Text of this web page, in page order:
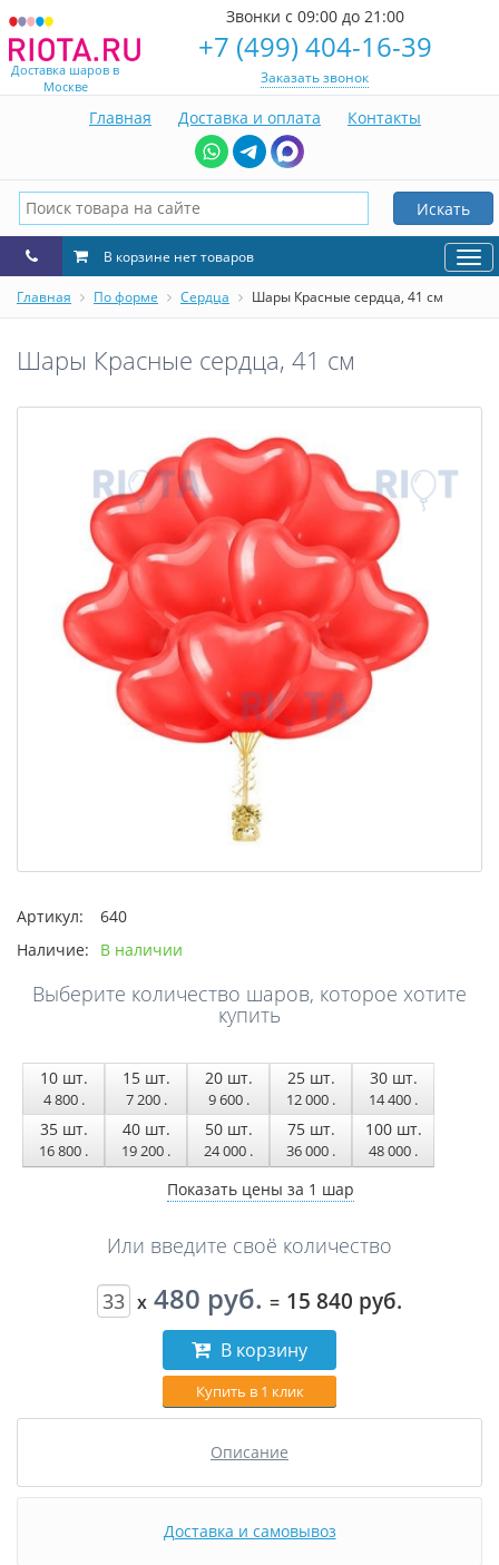
Доставка шаров в
Москве
Звонки с 09:00 до 21:00
+7 (499) 404-16-39
Заказать звонок
Главная Доставка и оплата Контакты
Искать
В корзине нет товаров
Главная По форме Сердца Шары Красные сердца, 41 см
Шары Красные сердца, 41 см
Артикул:
640
Наличие:
В наличии
Выберите количество шаров, которое хотите
купить
10шт.
4 800 .
15шт.
7 200 .
20шт.
9 600 .
25шт.
12 000 .
30шт.
14 400 .
35шт.
16 800 .
40шт.
19 200 .
50шт.
24 000 .
75шт.
36 000 .
100шт.
48 000 .
Показать цены за 1 шар
Или введите своё количество
x 480 руб. = 15 840 руб.
В корзину
Купить в 1 клик
Описание
Доставка и самовывоз